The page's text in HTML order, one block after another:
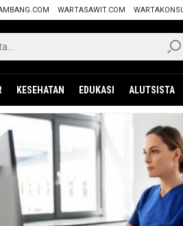
WARTASAWIT.COM
KESEHATAN EDUKASI ALUTSISTA